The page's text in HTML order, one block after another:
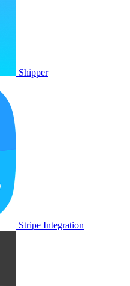
Shipper
Stripe Integration